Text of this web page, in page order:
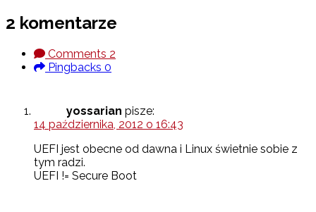
2 komentarze
Comments 2
Pingbacks 0
yossarian pisze:
14 października, 2012 o 16:43
UEFI jest obecne od dawna i Linux świetnie sobie z
tym radzi.
UEFI != Secure Boot